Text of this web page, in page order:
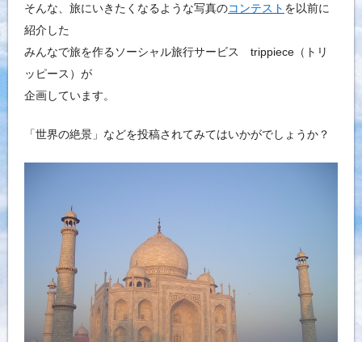
そんな、旅にいきたくなるような写真のコンテスト を以前に
紹介した
みんなで旅を作るソーシャル旅行サービス trippiece（トリ
ッピース）が
企画しています。
「世界の絶景」などを投稿されてみてはいかがでしょうか？